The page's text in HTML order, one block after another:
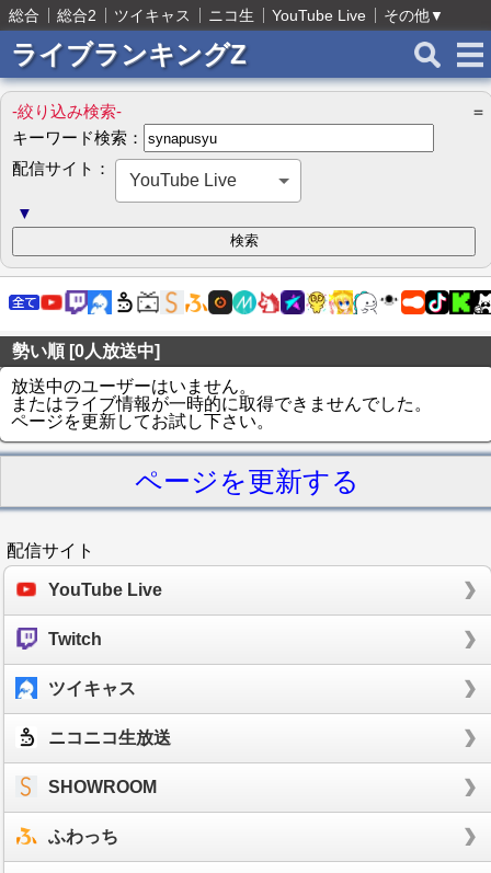
総合 総合2 ツイキャス ニコ生 YouTube Live その他▼
ライブランキングZ
-絞り込み検索-
＝
キーワード検索：
配信サイト：
YouTube Live
▼
勢い順 [0人放送中]
放送中のユーザーはいません。
またはライブ情報が一時的に取得できませんでした。
ページを更新してお試し下さい。
ページを更新する
配信サイト
YouTube Live
Twitch
ツイキャス
ニコニコ生放送
SHOWROOM
ふわっち